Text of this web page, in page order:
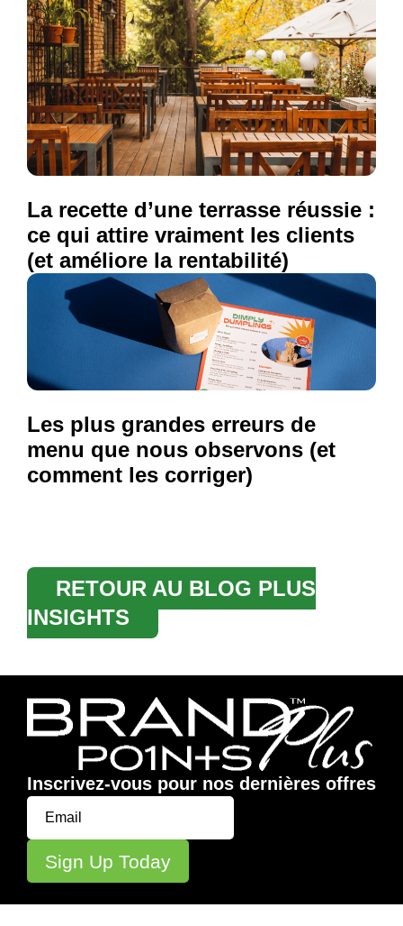
La recette d’une terrasse réussie :
ce qui attire vraiment les clients
(et améliore la rentabilité)
Les plus grandes erreurs de
menu que nous observons (et
comment les corriger)
RETOUR AU BLOG PLUS
INSIGHTS
Inscrivez-vous pour nos dernières offres